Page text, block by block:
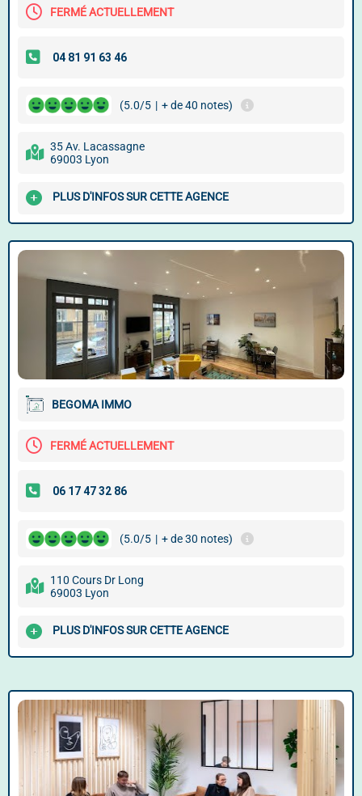
FERMÉ ACTUELLEMENT
(5.0/5 | + de 40 notes)
35 Av. Lacassagne
69003 Lyon
PLUS D'INFOS SUR CETTE AGENCE
BEGOMA IMMO
FERMÉ ACTUELLEMENT
(5.0/5 | + de 30 notes)
110 Cours Dr Long
69003 Lyon
PLUS D'INFOS SUR CETTE AGENCE